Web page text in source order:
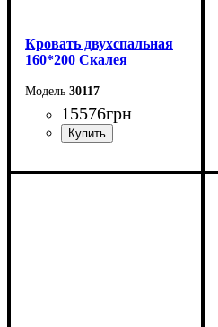
Кровать двухспальная
160*200 Скалея
30117
15576грн
Ширина: 176 см